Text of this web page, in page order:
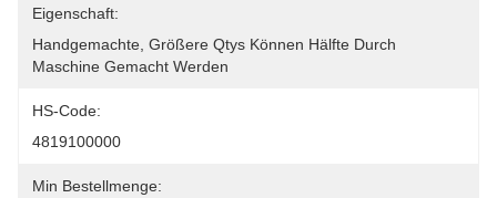
Eigenschaft:
Handgemachte, Größere Qtys Können Hälfte Durch
Maschine Gemacht Werden
HS-Code:
4819100000
Min Bestellmenge: